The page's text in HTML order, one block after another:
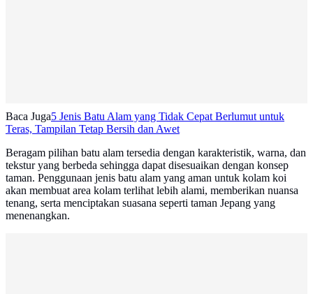
Baca Juga5 Jenis Batu Alam yang Tidak Cepat Berlumut untuk
Teras, Tampilan Tetap Bersih dan Awet
Beragam pilihan batu alam tersedia dengan karakteristik, warna, dan
tekstur yang berbeda sehingga dapat disesuaikan dengan konsep
taman. Penggunaan jenis batu alam yang aman untuk kolam koi
akan membuat area kolam terlihat lebih alami, memberikan nuansa
tenang, serta menciptakan suasana seperti taman Jepang yang
menenangkan.